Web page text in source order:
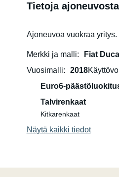
Tietoja ajoneuvosta
Ajoneuvoa vuokraa yritys.
Merkki ja malli
Fiat
Vuosimalli
2018
Euro6-
Talvirenkaat
Kitkarenkaat
Näytä kaikki tiedot